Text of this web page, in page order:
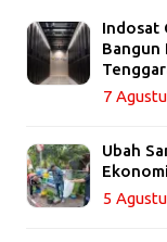
Indosat
Bangun
7
Ubah
5